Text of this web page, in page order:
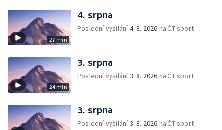
27 min
4. srpna
Poslední vysílání4. 8. 2026 na ČT sport
24 min
3. srpna
Poslední vysílání3. 8. 2026 na ČT sport
3. srpna
Poslední vysílání3. 8. 2026 na ČT sport